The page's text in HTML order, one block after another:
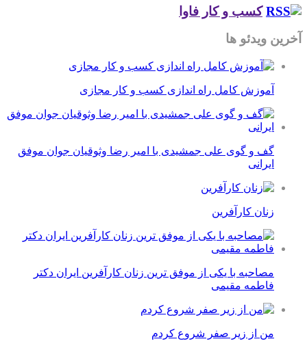
کسب و کار فاوا
آخرین ویدئو ها
آموزش کامل راه اندازی کسب و کار مجازی
گف و گوی علی جمشیدی با امیر رضا وثوقیان جوان موفق
ایرانی
زنان کارآفرین
مصاحبه با یکی از موفق ترین زنان کارآفرین ایران دکتر
فاطمه مقیمی
من از زیر صفر شروع کردم